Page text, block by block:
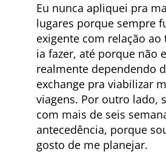
Eu nunca apliquei pra
lugares porque sempre
exigente com relação
ia fazer, até porque não
realmente dependendo
exchange pra viabilizar
viagens. Por outro lado,
com mais de seis
antecedência, porque
gosto de me planejar.